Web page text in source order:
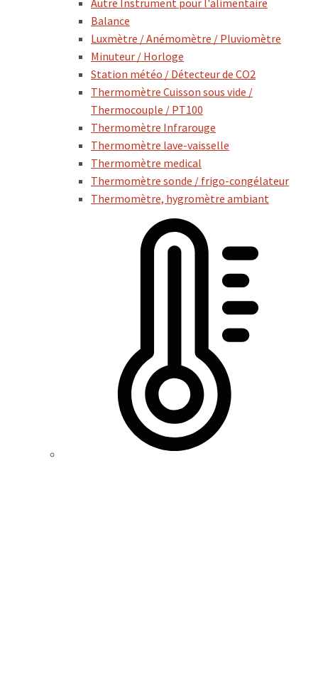
Autre Instrument pour l'alimentaire
Balance
Luxmètre / Anémomètre / Pluviomètre
Minuteur / Horloge
Station météo / Détecteur de CO2
Thermomètre Cuisson sous vide /
Thermocouple / PT100
Thermomètre Infrarouge
Thermomètre lave-vaisselle
Thermomètre medical
Thermomètre sonde / frigo-congélateur
Thermomètre, hygromètre ambiant